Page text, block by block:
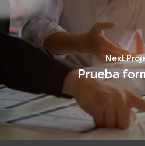
Next
Prueba